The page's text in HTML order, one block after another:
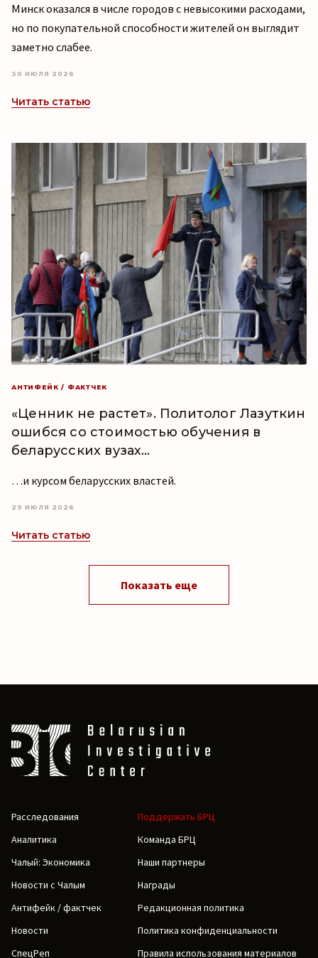
Минск оказался в числе городов с невысокими расходами,
но по покупательной способности жителей он выглядит
заметно слабее.
30 ИЮЛЯ 2026
Читать статью
АНТИФЕЙК / ФАКТЧЕК
«Ценник не растет». Политолог Лазуткин
ошибся со стоимостью обучения в
беларусских вузах…
…и курсом беларусских властей.
29 ИЮЛЯ 2026
Читать статью
Показать еще
Расследования
Аналитика
Чалый: Экономика
Новости с Чалым
Антифейк / фактчек
Новости
СпецРеп
Поддержать БРЦ
Команда БРЦ
Наши партнеры
Награды
Редакционная политика
Политика конфиденциальности
Правила использования материалов